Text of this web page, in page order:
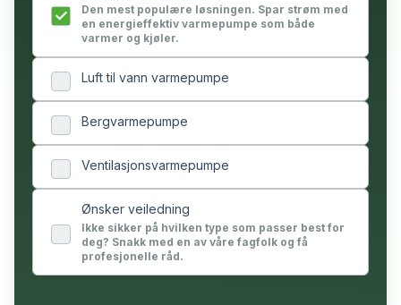
Den mest populære løsningen. Spar strøm med
en energieffektiv varmepumpe som både
varmer og kjøler.
Luft til vann varmepumpe
Bergvarmepumpe
Ventilasjonsvarmepumpe
Ønsker veiledning
Ikke sikker på hvilken type som passer best for
deg? Snakk med en av våre fagfolk og få
profesjonelle råd.